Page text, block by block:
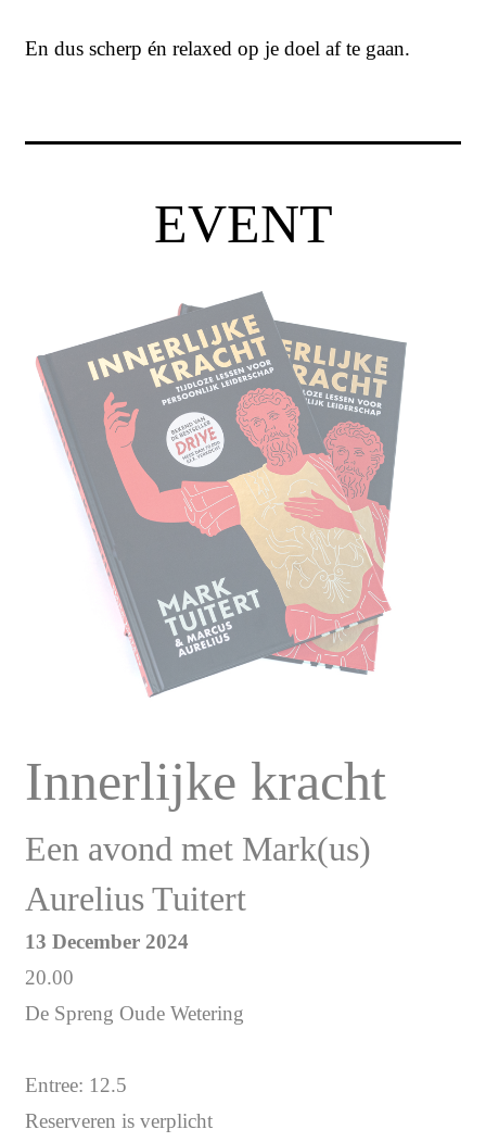
En dus scherp én relaxed op je doel af te gaan.
EVENT
Innerlijke kracht
Een avond met Mark(us)
Aurelius Tuitert
13 December 2024
20.00
De Spreng Oude Wetering
Entree: 12.5
Reserveren is verplicht